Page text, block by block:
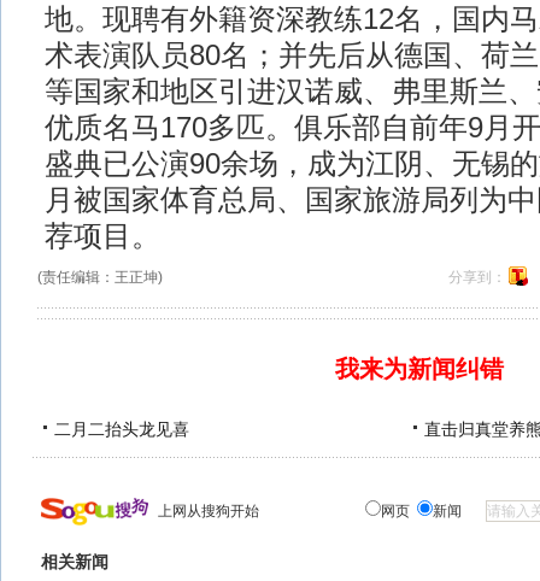
地。现聘有外籍资深教练12名，国内
术表演队员80名；并先后从德国、荷
等国家和地区引进汉诺威、弗里斯兰
优质名马170多匹。俱乐部自前年9月
盛典已公演90余场，成为江阴、无锡
月被国家体育总局、国家旅游局列为
荐项目。
(责任编辑：王正坤) 分享到：
我来为新闻纠错
二月二抬头龙见喜 直击归真堂养
上网从搜狗开始 网页 新闻
相关新闻